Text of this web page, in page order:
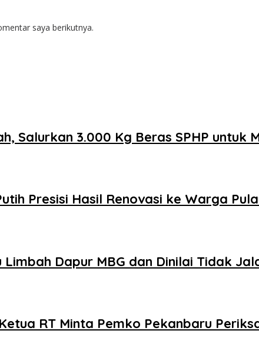
saya berikutnya.
Salurkan 3.000 Kg Beras SPHP untuk
Presisi Hasil Renovasi ke Warga
Dapur MBG dan Dinilai Tidak
RT Minta Pemko Pekanbaru